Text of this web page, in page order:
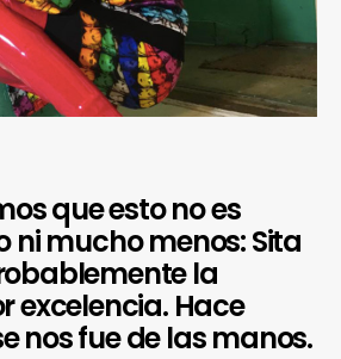
que esto no es
ni mucho menos: Sita
la
excelencia. Hace
nos fue de las manos.